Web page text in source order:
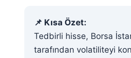
📌 Kısa Özet:
Tedbirli hisse, Borsa
tarafından volatiliteyi